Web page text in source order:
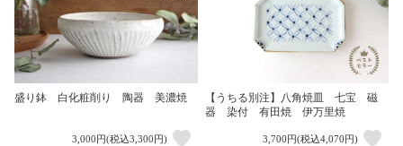
盛り鉢 白化粧削り 陶器 美濃焼
3,000円(税込3,300円)
【うちる別注】八角焼皿 七宝 磁
器 染付 有田焼 伊万里焼
3,700円(税込4,070円)